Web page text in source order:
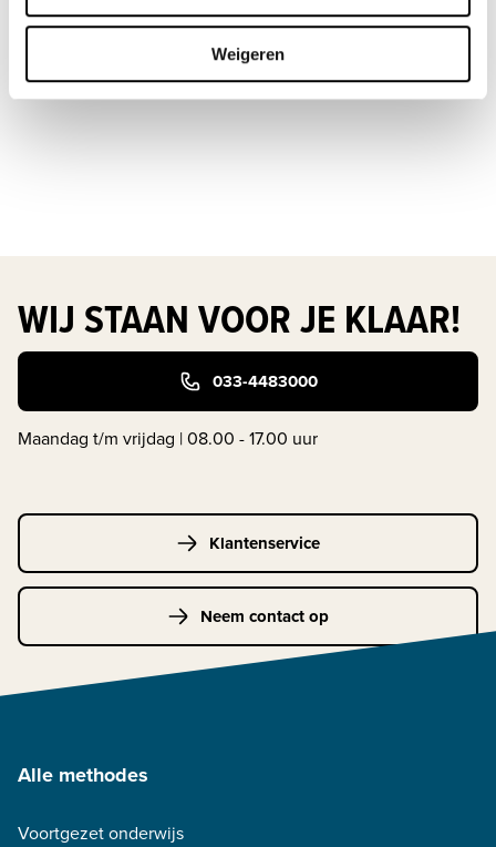
Weigeren
Plan een afspraak met Lucy
Plan een afspraak met Mart
WIJ STAAN VOOR JE KLAAR!
033-4483000
Maandag t/m vrijdag | 08.00 - 17.00 uur
Klantenservice
Neem contact op
Alle methodes
Voortgezet onderwijs